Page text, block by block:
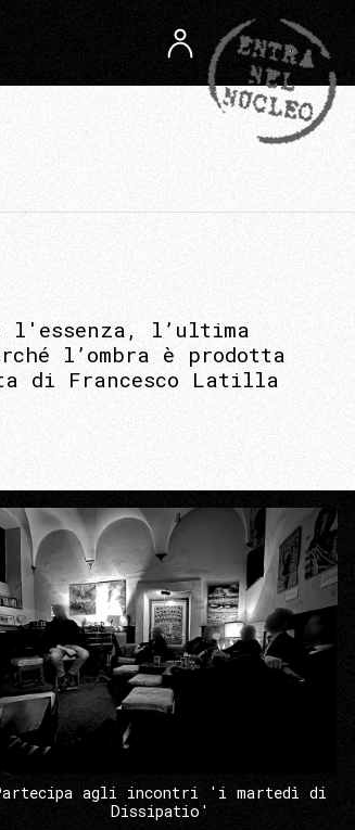
l'essenza, l’ultima
l’ombra è prodotta
di Francesco Latilla
agli incontri 'i martedì di
Dissipatio'